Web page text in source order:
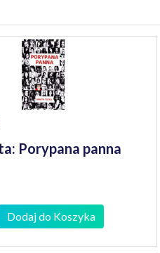
Porypana panna
Dodaj do Koszyka